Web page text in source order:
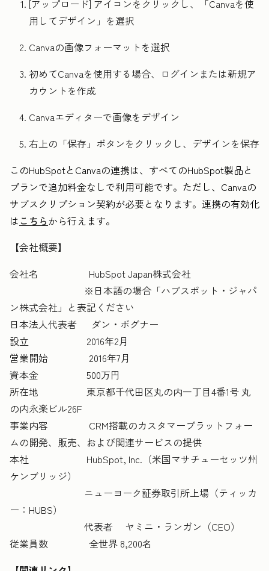
[アップロード] アイコンをクリックし、「Canvaを使
用してデザイン」を選択
Canvaの画像フォーマットを選択
初めてCanvaを使用する場合、ログインまたは新規ア
カウントを作成
Canvaエディターで画像をデザイン
右上の「保存」ボタンをクリックし、デザインを保存
このHubSpotとCanvaの連携は、すべてのHubSpot製品と
プランで追加料金なしで利用可能です。ただし、Canvaの
サブスクリプション契約が必要となります。連携の有効化
は こちらから行えます。
【会社概要】
会社名 HubSpot Japan株式会社
※日本語の場合「ハブスポット・ジャパ
ン株式会社」と表記ください
日本法人代表者 ダン・ボグナー
設立 2016年2月
営業開始 2016年7月
資本金 500万円
所在地 東京都千代田区丸の内一丁目4番1号 丸
の内永楽ビル26F
事業内容 CRM搭載のカスタマープラットフォー
ムの開発、販売、および関連サービスの提供
本社 HubSpot, Inc.（米国マサチューセッツ州
ケンブリッジ）
ニューヨーク証券取引所上場（ティッカ
ー：HUBS）
代表者 ヤミニ・ランガン（CEO）
従業員数 全世界 8,200名